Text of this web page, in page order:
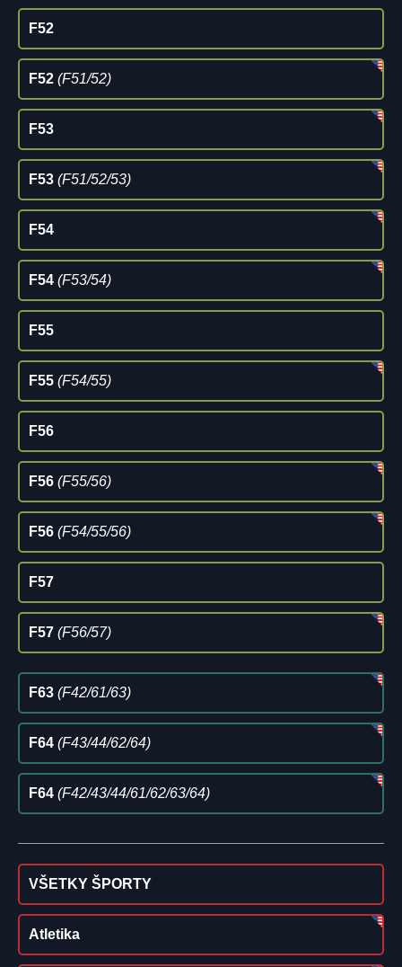
F52
F52 (F51/52)
F53
F53 (F51/52/53)
F54
F54 (F53/54)
F55
F55 (F54/55)
F56
F56 (F55/56)
F56 (F54/55/56)
F57
F57 (F56/57)
F63 (F42/61/63)
F64 (F43/44/62/64)
F64 (F42/43/44/61/62/63/64)
VŠETKY ŠPORTY
Atletika